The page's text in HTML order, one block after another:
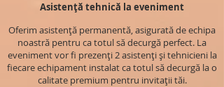
Asistență tehnică la eveniment
Oferim asistență permanentă, asigurată de echipa
noastră pentru ca totul să decurgă perfect. La
eveniment vor fi prezenți 2 asistenți și tehnicieni la
fiecare echipament instalat ca totul să decurgă la o
calitate premium pentru invitații tăi.